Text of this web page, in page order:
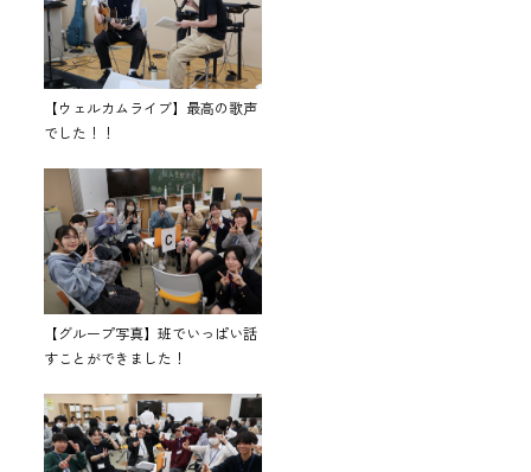
【ウェルカムライブ】最高の歌声
でした！！
【グループ写真】班でいっぱい話
すことができました！